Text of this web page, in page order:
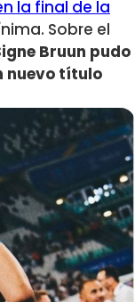
la final de la
Sobre el
Bruun pudo
nuevo título